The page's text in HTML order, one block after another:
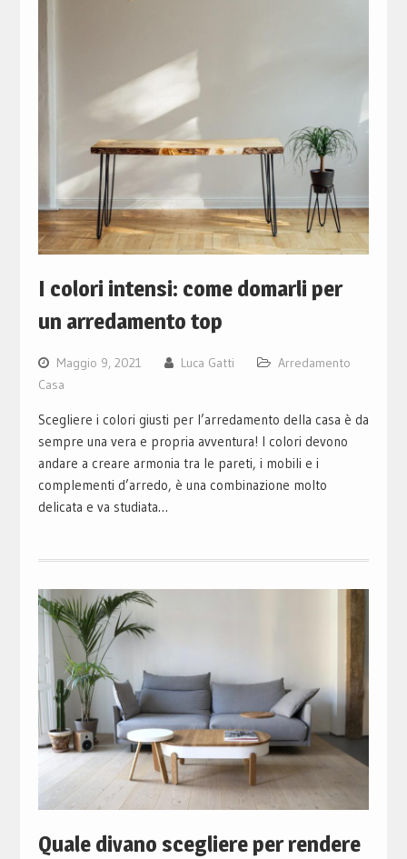
I colori intensi: come domarli per
un arredamento top
Maggio 9, 2021 Luca Gatti
Arredamento
Casa
Scegliere i colori giusti per l’arredamento della casa è da
sempre una vera e propria avventura! I colori devono
andare a creare armonia tra le pareti, i mobili e i
complementi d’arredo, è una combinazione molto
delicata e va studiata…
Quale divano scegliere per rendere